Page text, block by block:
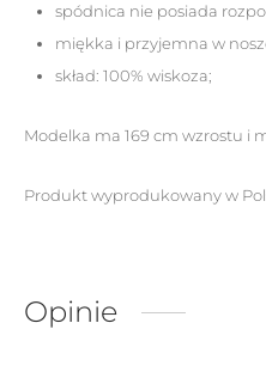
spódnica nie posiada
miękka i przyjemna w
skład: 100% wiskoza;
Modelka ma 169 cm wzrostu i
Produkt wyprodukowany w
Opinie